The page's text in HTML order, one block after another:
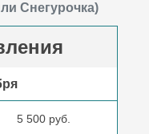
Снегурочка)
5 500 руб.